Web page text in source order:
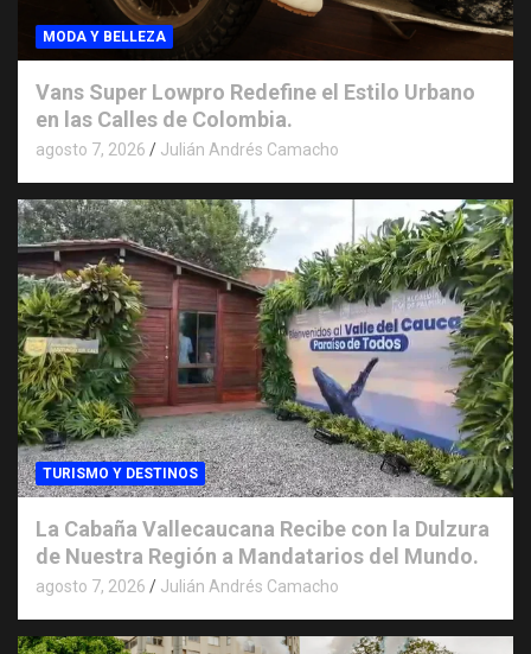
MODA Y BELLEZA
Vans Super Lowpro Redefine el Estilo Urbano
en las Calles de Colombia.
agosto 7, 2026 Julián Andrés Camacho
TURISMO Y DESTINOS
La Cabaña Vallecaucana Recibe con la Dulzura
de Nuestra Región a Mandatarios del Mundo.
agosto 7, 2026 Julián Andrés Camacho